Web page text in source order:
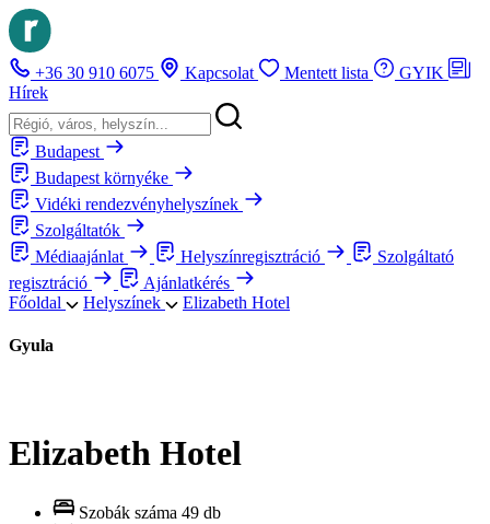
+36 30 910 6075 Kapcsolat Mentett lista
GYIK
Hírek
Budapest
Budapest környéke
Vidéki rendezvényhelyszínek
Szolgáltatók
Médiaajánlat
Helyszínregisztráció
Szolgáltató
regisztráció
Ajánlatkérés
Főoldal
Helyszínek Elizabeth Hotel
Gyula
Elizabeth Hotel
Szobák száma 49 db